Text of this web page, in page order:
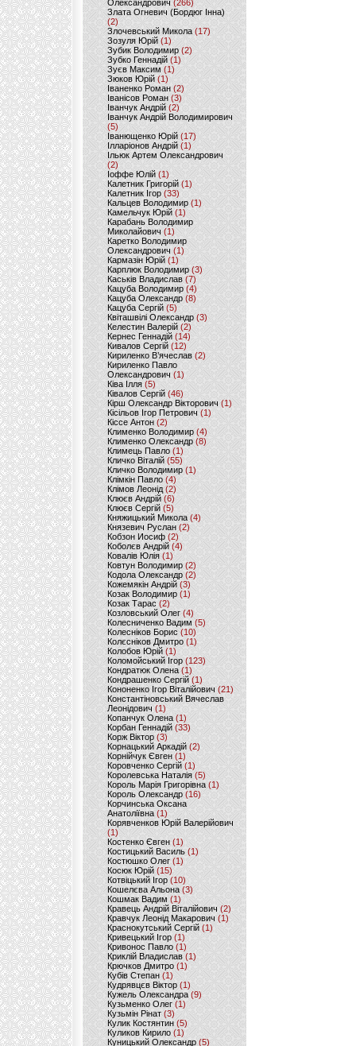
Олександрович (266)
Злата Огневич (Бордюг Інна)
(2)
Злочевський Микола(17)
Зозуля Юрій (1)
Зубик Володимир (2)
Зубко Геннадій (1)
Зуєв Максим(1)
Зюков Юрій (1)
Іваненко Роман (2)
Іванісов Роман (3)
Іванчук Андрій(2)
Іванчук Андрій Володимирович
(5)
Іванющенко Юрій (17)
Ілларіонов Андрій (1)
Ільюк Артем Олександрович
(2)
Іоффе Юлій (1)
Калетник Григорій(1)
Калетник Ігор (33)
Кальцев Володимир(1)
Камельчук Юрій (1)
Карабань Володимир
Миколайович (1)
Каретко Володимир
Олександрович (1)
Кармазін Юрій(1)
Карплюк Володимир(3)
Каськів Владислав (7)
Кацуба Володимир (4)
Кацуба Олександр (8)
Кацуба Сергій (5)
Квіташвілі Олександр(3)
Келестин Валерій(2)
Кернес Геннадій (14)
Кивалов Сергій (12)
Кириленко В’ячеслав (2)
Кириленко Павло
Олександрович (1)
Ківа Ілля (5)
Ківалов Сергій(46)
Кірш Олександр Вікторович (1)
Кісільов Ігор Петрович (1)
Кіссе Антон (2)
Клименко Володимир(4)
Клименко Олександр (8)
Климець Павло (1)
Кличко Віталій(55)
Кличко Володимир (1)
Клімкін Павло (4)
Клімов Леонід(2)
Клюєв Андрій(6)
Клюєв Сергій (5)
Княжицький Микола(4)
Князевич Руслан (2)
Кобзон Иосиф(2)
Коболєв Андрій (4)
Ковалів Юлія(1)
Ковтун Володимир (2)
Кодола Олександр (2)
Кожемякін Андрій (3)
Козак Володимир (1)
Козак Тарас (2)
Козловський Олег(4)
Колесниченко Вадим (5)
Колесніков Борис (10)
Колєсніков Дмитро (1)
Колобов Юрій (1)
Коломойський Ігор (123)
Кондратюк Олена(1)
Кондрашенко Сергій (1)
Кононенко Ігор Віталійович (21)
Константіновський Вячеслав
Леонідович (1)
Копанчук Олена (1)
Корбан Геннадій (33)
Корж Віктор (3)
Корнацький Аркадій (2)
Корнійчук Євген (1)
Коровченко Сергій (1)
Королевська Наталія(5)
Король Марія Григорівна (1)
Король Олександр (16)
Корчинська Оксана
Анатоліївна (1)
Корявченков Юрій Валерійович
(1)
Костенко Євген (1)
Костицький Василь (1)
Костюшко Олег (1)
Косюк Юрій (15)
Котвіцький Ігор (10)
Кошелєва Альона(3)
Кошмак Вадим (1)
Кравець Андрій Віталійович (2)
Кравчук Леонід Макарович (1)
Краснокутський Сергій (1)
Кривецький Ігор (1)
Кривонос Павло (1)
Криклій Владислав (1)
Крючков Дмитро(1)
Кубів Степан(1)
Кудрявцєв Віктор (1)
Кужель Олександра (9)
Кузьменко Олег (1)
Кузьмін Рінат(3)
Кулик Костянтин(5)
Куликов Кирило (1)
Куницький Олександр (5)